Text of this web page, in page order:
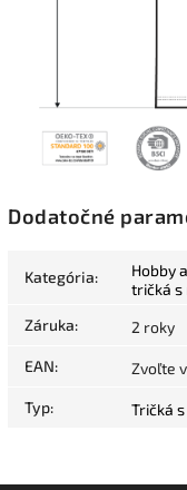
Dodatočné
Kategória: Hobby
tričká s
Záruka: 2 roky
EAN: Zvoľte
Typ: Tričká